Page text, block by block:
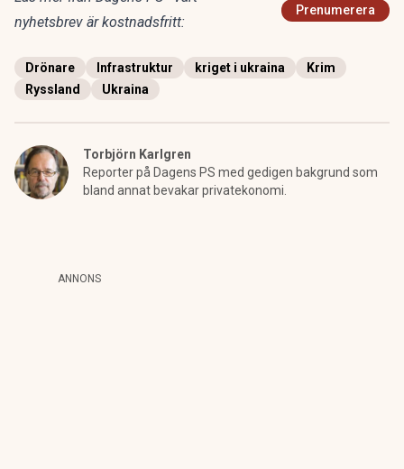
nyhetsbrev är kostnadsfritt:
Prenumerera
Drönare Infrastruktur kriget i ukraina
Krim
Ryssland
Ukraina
Torbjörn Karlgren
Reporter på Dagens PS med gedigen bakgrund som
bland annat bevakar privatekonomi.
ANNONS